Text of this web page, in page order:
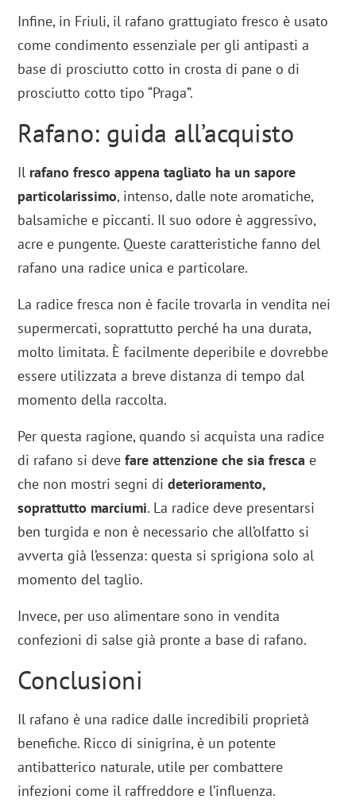
Infine, in Friuli, il rafano grattugiato fresco è usato
come condimento essenziale per gli antipasti a
base di prosciutto cotto in crosta di pane o di
prosciutto cotto tipo “Praga”.
Rafano: guida all’acquisto
Il rafano fresco appena tagliato ha un sapore
particolarissimo, intenso, dalle note aromatiche,
balsamiche e piccanti. Il suo odore è aggressivo,
acre e pungente. Queste caratteristiche fanno del
rafano una radice unica e particolare.
La radice fresca non è facile trovarla in vendita nei
supermercati, soprattutto perché ha una durata,
molto limitata. È facilmente deperibile e dovrebbe
essere utilizzata a breve distanza di tempo dal
momento della raccolta.
Per questa ragione, quando si acquista una radice
di rafano si devefare attenzione che sia fresca e
che non mostri segni dideterioramento,
soprattutto marciumi. La radice deve presentarsi
ben turgida e non è necessario che all’olfatto si
avverta già l’essenza: questa si sprigiona solo al
momento del taglio.
Invece, per uso alimentare sono in vendita
confezioni di salse già pronte a base di rafano.
Conclusioni
Il rafano è una radice dalle incredibili proprietà
benefiche. Ricco di sinigrina, è un potente
antibatterico naturale, utile per combattere
infezioni come il raffreddore e l’influenza.